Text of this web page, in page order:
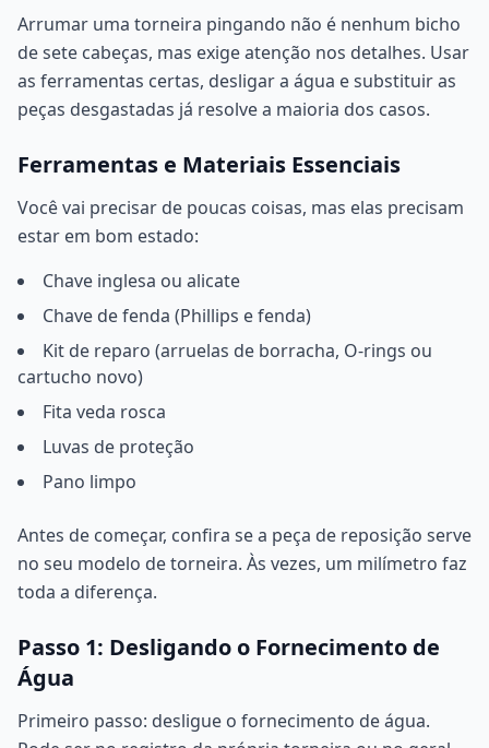
Arrumar uma torneira pingando não é nenhum bicho
de sete cabeças, mas exige atenção nos detalhes. Usar
as ferramentas certas, desligar a água e substituir as
peças desgastadas já resolve a maioria dos casos.
Ferramentas e Materiais Essenciais
Você vai precisar de poucas coisas, mas elas precisam
estar em bom estado:
Chave inglesa ou alicate
Chave de fenda (Phillips e fenda)
Kit de reparo (arruelas de borracha, O-rings ou
cartucho novo)
Fita veda rosca
Luvas de proteção
Pano limpo
Antes de começar, confira se a peça de reposição serve
no seu modelo de torneira. Às vezes, um milímetro faz
toda a diferença.
Passo 1: Desligando o Fornecimento de
Água
Primeiro passo: desligue o fornecimento de água.